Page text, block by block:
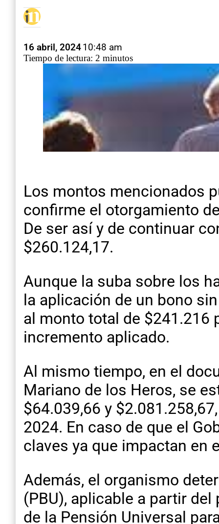
16 abril, 202410:48 am
Tiempo de lectura: 2 minutos
Los montos mencionados
confirme el otorgamiento
De ser así y de continuar
$260.124,17.
Aunque la suba sobre los
la aplicación de un bono
al monto total de $241.216
incremento aplicado.
Al mismo tiempo, en el
Mariano de los Heros, se
$64.039,66 y
2024. En caso de que el
claves ya que impactan en
Además, el organismo
(PBU), aplicable a partir
de la Pensión Universal